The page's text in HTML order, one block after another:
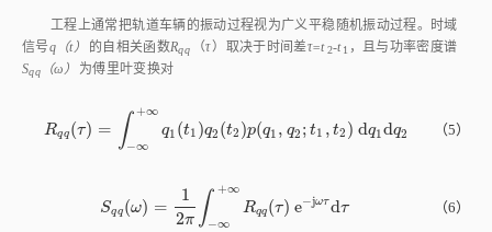
工程上通常把轨道车辆的振动过程视为广义平稳随机振动过程。时域
信号q（t） 的自相关函数Rqq （τ）取决于时间差τ=t2-t 1 ，且与功率密度谱
Sqq （ω） 为傅里叶变换对
Rqq (τ) = ∫ +∞
−∞
q1 (t1 )q2 (t2 )p(q1 , q2 ; t1 , t2 ) dq1dq2
R qqτ =∫ ∞q1t1q2t2pq1,q2; t1,t2 dq1d q2 （5）
Sqq (ω) =
1
2π ∫ +∞
−∞
Rqq (τ) e−jωτ dτ
Sqqω= 12π∫ -∞ Rqqτ e- jωτdτ （6）